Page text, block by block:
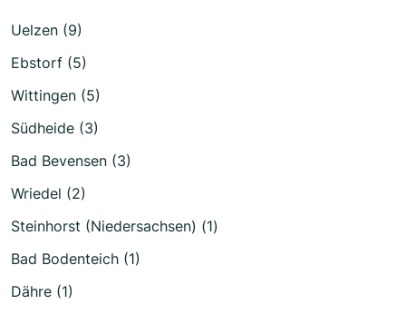
Uelzen (9)
Ebstorf (5)
Wittingen (5)
Südheide (3)
Bad Bevensen (3)
Wriedel (2)
Steinhorst (Niedersachsen) (1)
Bad Bodenteich (1)
Dähre (1)